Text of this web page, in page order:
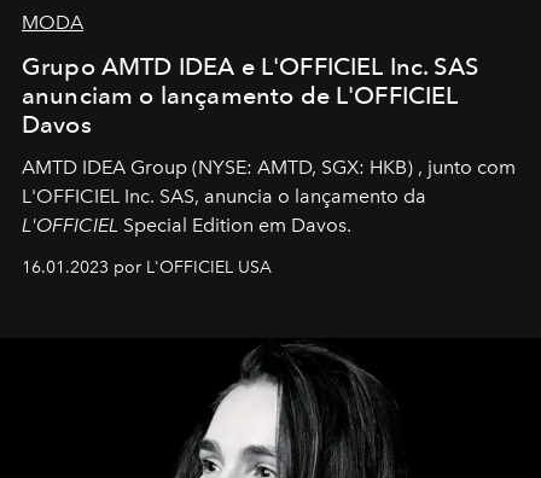
MODA
Grupo AMTD IDEA e L'OFFICIEL Inc. SAS
anunciam o lançamento de L'OFFICIEL
Davos
AMTD IDEA Group (NYSE: AMTD, SGX: HKB) , junto com
L'OFFICIEL Inc. SAS, anuncia o lançamento da
L'OFFICIEL Special Edition em Davos.
16.01.2023 por L'OFFICIEL USA